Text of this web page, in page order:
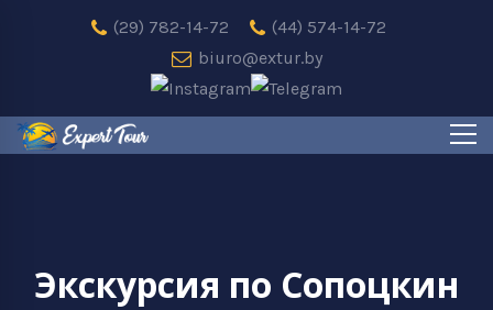
(29) 782-14-72
(44) 574-14-72
biuro@extur.by
Экскурсия по Сопоцкин